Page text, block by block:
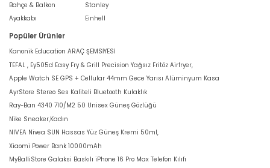
Bahçe & Balkon
Ayakkabı
Stanley
Einhell
Popüler Ürünler
Kanonik Education ARAÇ ŞEMSİYESİ
TEFAL , Ey505d Easy Fry & Grill Precision Yağsız Fritöz Airfryer,
Apple Watch SE GPS + Cellular 44mm Gece Yarısı Alüminyum Kasa
AyrStore Stereo Ses Kaliteli Bluetooth Kulaklık
Ray-Ban 4340 710/M2 50 Unisex Güneş Gözlüğü
Nike Sneaker,Kadın
NIVEA Nivea SUN Hassas Yüz Güneş Kremi 50ml,
Xiaomi Power Bank 10000mAh
MyBalliStore Galaksi Baskılı iPhone 16 Pro Max Telefon Kılıfı